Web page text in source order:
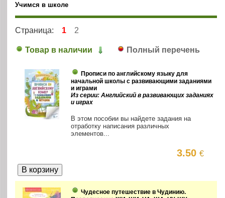
Учимся в школе
Страница: 1 2
Товар в наличии Полный перечень
Прописи по английскому языку для
начальной школы с развивающими заданиями
и играми
Из серии: Английский в развивающих заданиях
и играх
В этом пособии вы найдете задания на
отработку написания различных
элементов...
3.50€
Чудесное путешествие в Чудинию.